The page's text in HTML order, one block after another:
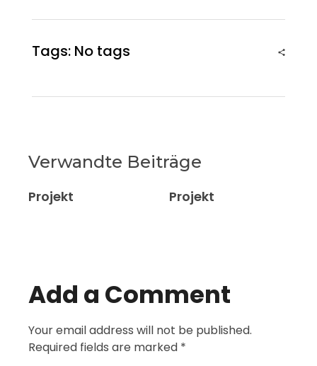
Tags: No tags
Verwandte Beiträge
Projekt Projekt
Add a Comment
Your email address will not be published.
Required fields are marked *